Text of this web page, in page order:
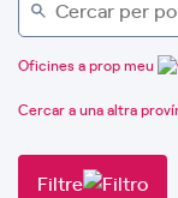
Oficines a prop meu
Cercar a una altra
Filtre